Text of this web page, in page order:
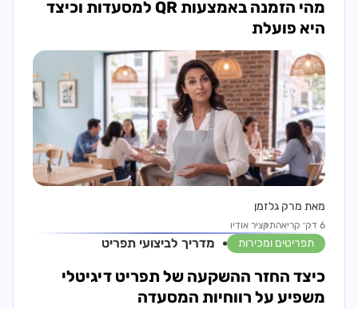
מהי הזמנה באמצעות QR למסעדות וכיצד
היא פועלת
מאת מרק גלזמן
6 דק׳ קריאה תקציר אודיו
תפריטים ומכירות מדריך לביצועי תפריט
כיצד החזר ההשקעה של תפריט דיגיטלי
משפיע על רווחיות המסעדה